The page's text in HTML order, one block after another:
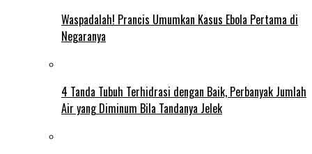
Waspadalah! Prancis Umumkan Kasus Ebola Pertama di
Negaranya
4 Tanda Tubuh Terhidrasi dengan Baik, Perbanyak Jumlah
Air yang Diminum Bila Tandanya Jelek